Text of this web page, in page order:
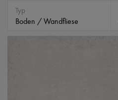
Typ
Boden / Wandfliese